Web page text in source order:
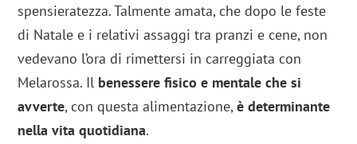
spensieratezza. Talmente amata, che dopo le feste
di Natale e i relativi assaggi tra pranzi e cene, non
vedevano l’ora di rimettersi in carreggiata con
Melarossa. Il benessere fisico e mentale che si
avverte, con questa alimentazione,è determinante
nella vita quotidiana.